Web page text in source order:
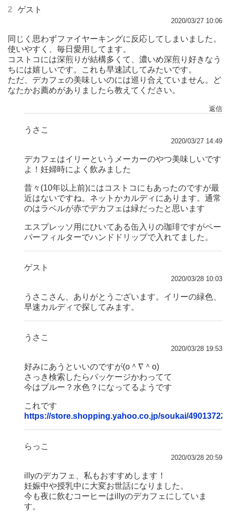
2 ゲスト
2020/03/27 10:06
同じく思わずファイヤーキングに反応してしまいました。
使いやすく、毎日愛用してます。
コストコには深煎りが結構多くて、濃いめ深煎り好きなう
ちには嬉しいです。これも早速試してみたいです。
ただ、デカフェの美味しいのには巡り合えていません。ど
なたかお薦めがありましたら教えてください。
返信
うさこ
2020/03/27 14:49
デカフェはイリーというメーカーのやつ美味しいです
よ！妊婦時によく飲みました
昔々(10年以上前)にはコストコにもあったのですが最
近はないですね。ネットかカルディにあります。通常
のはラベルが赤でデカフェは緑だったと思います
エスプレッソ用にひいてある缶入りの珈琲ですがペー
パーフィルターでハンドドリップで入れてました。
ゲスト
2020/03/28 10:03
うさこさん、ありがとうございます。イリーの緑色、
早速カルディで探してみます。
うさこ
2020/03/28 19:53
好みにあうといいのですが(о＾∇＾о)
さっき検索したらパッケージかわってて
今はブルー？水色？になってるようです
これです
https://store.shopping.yahoo.co.jp/soukai/
らっこ
2020/03/28 20:59
illyのデカフェ、私もおすすめします！
妊娠中や授乳中に大変お世話になりました。
今も夜に飲むコーヒーはillyのデカフェにしていま
す。